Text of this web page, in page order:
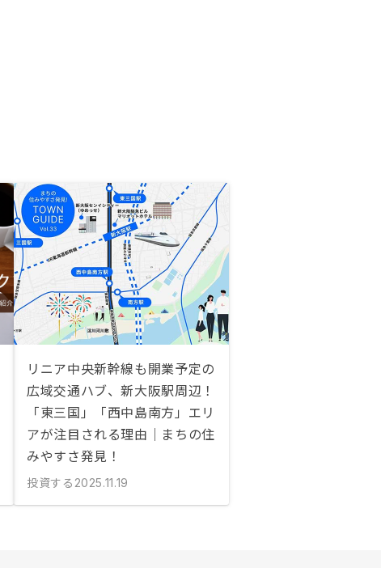
リニア中央新幹線も開業予定の
広域交通ハブ、新大阪駅周辺！
「東三国」「西中島南方」エリ
アが注目される理由｜まちの住
みやすさ発見！
投資する 2025.11.19